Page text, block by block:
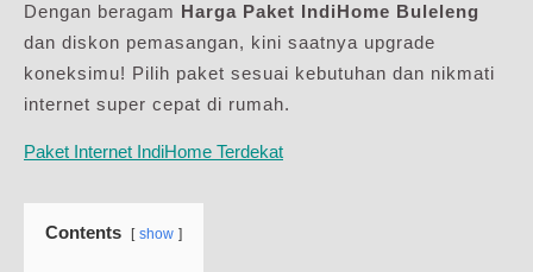
Dengan beragam Harga Paket IndiHome Buleleng
dan diskon pemasangan, kini saatnya upgrade
koneksimu! Pilih paket sesuai kebutuhan dan nikmati
internet super cepat di rumah.
Paket Internet IndiHome Terdekat
Contents show